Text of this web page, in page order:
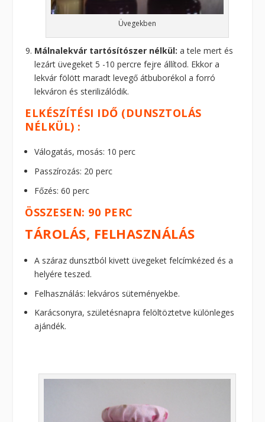
Üvegekben
Málnalekvár tartósítószer nélkül: a tele mert és
lezárt üvegeket 5 -10 percre fejre állítod. Ekkor a
lekvár fölött maradt levegő átbuborékol a forró
lekváron és sterilizálódik.
ELKÉSZÍTÉSI IDŐ (DUNSZTOLÁS
NÉLKÜL) :
Válogatás, mosás: 10 perc
Passzírozás: 20 perc
Főzés: 60 perc
ÖSSZESEN: 90 PERC
TÁROLÁS, FELHASZNÁLÁS
A száraz dunsztból kivett üvegeket felcímkézed és a
helyére teszed.
Felhasználás: lekváros süteményekbe.
Karácsonyra, születésnapra felöltöztetve különleges
ajándék.